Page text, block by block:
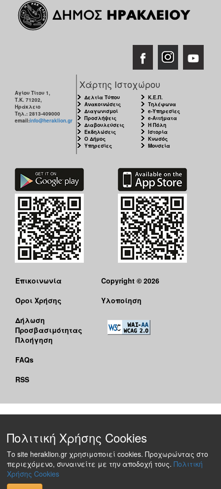
ΕΠΙΣΚΕΠΤΗΣ
ΗΡΑΚΛΕΙΟ
Αγίου Τίτου 1,
Τ.Κ. 71202,
Ηράκλειο
Τηλ.: 2813-409000
email:info@heraklion.gr
Χάρτης Ιστοχώρου
Δελτία Τύπου
Ανακοινώσεις
Διαγωνισμοί
Προσλήψεις
Διαβουλεύσεις
Εκδηλώσεις
Ο Δήμος
Υπηρεσίες
Κ.Ε.Π.
Τηλέφωνα
e-Υπηρεσίες
e-Αιτήματα
Η Πόλη
Ιστορία
Κνωσός
Μουσεία
Επικοινωνία
Όροι Χρήσης
Δήλωση
Προσβασιμότητας
Πλοήγηση
FAQs
RSS
Copyright © 2026
Υλοποίηση
Πολιτική Χρήσης Cookies
Το site heraklion.gr χρησιμοποιεί cookies. Προχωρώντας στο
περιεχόμενο, συναινείτε με την αποδοχή τους. Πολιτική
Χρήσης Cookies